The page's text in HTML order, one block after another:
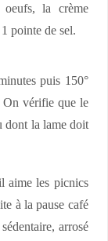
la crème
pointe de sel.
puis 150°
On vérifie que le
dont la lame doit
aime les picnics
à la pause café
arrosé